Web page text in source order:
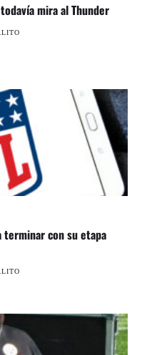
mira al Thunder
terminar con su etapa